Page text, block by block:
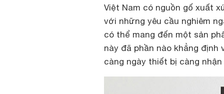
Việt Nam có nguồn gố xuất
với những yêu cầu nghiêm
có thể mang đến một sản
này đã phần nào khẳng định
càng ngày thiết bị càng